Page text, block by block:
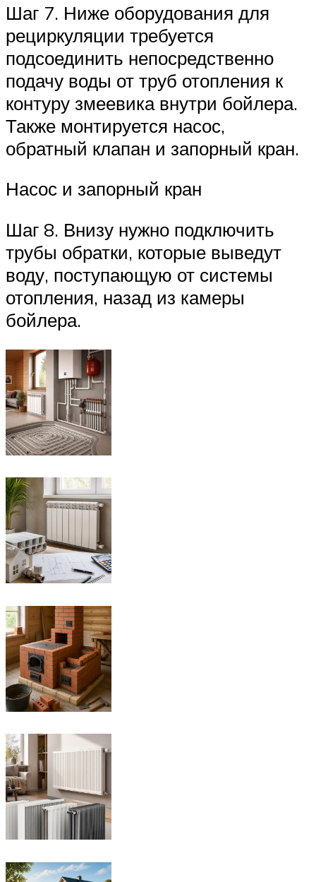
Шаг 7. Ниже оборудования для
рециркуляции требуется
подсоединить непосредственно
подачу воды от труб отопления к
контуру змеевика внутри бойлера.
Также монтируется насос,
обратный клапан и запорный кран.
Насос и запорный кран
Шаг 8. Внизу нужно подключить
трубы обратки, которые выведут
воду, поступающую от системы
отопления, назад из камеры
бойлера.